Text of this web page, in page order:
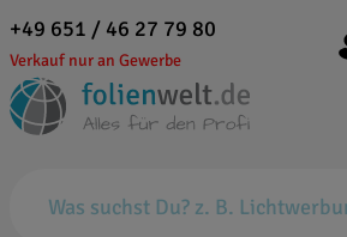
+49 651 / 46 27 79 80
Verkauf nur an Gewerbe